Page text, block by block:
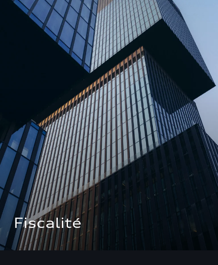
Fiscalité